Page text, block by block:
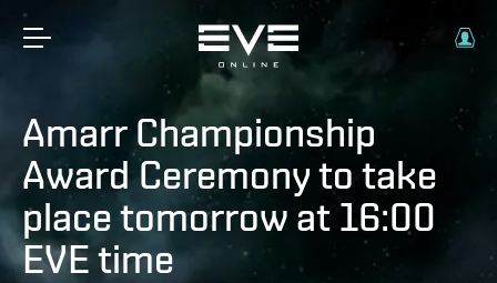
Amarr Championship
Award Ceremony to take
place tomorrow at 16:00
EVE time